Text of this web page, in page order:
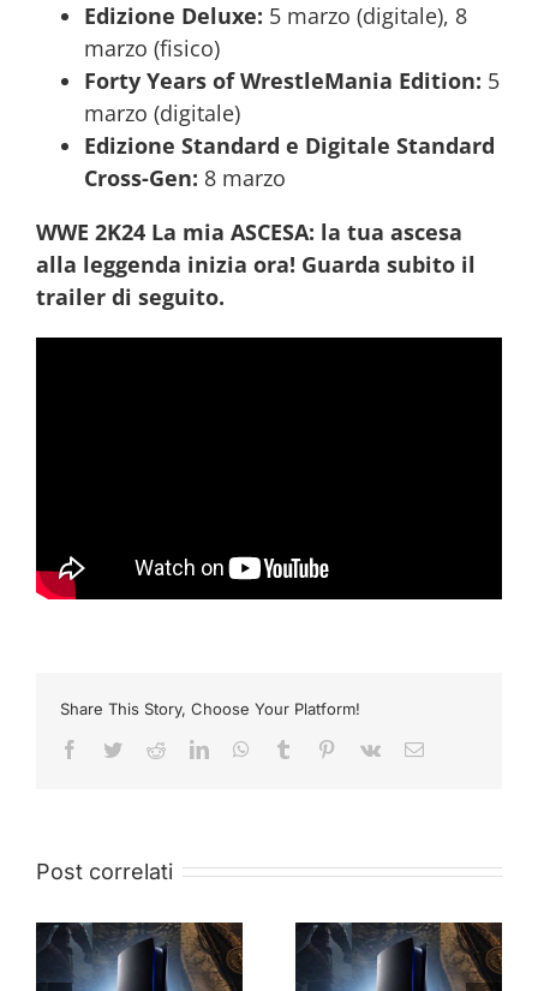
Edizione Deluxe: 5 marzo (digitale), 8
marzo (fisico)
Forty Years of WrestleMania Edition: 5
marzo (digitale)
Edizione Standard e Digitale Standard
Cross-Gen: 8 marzo
WWE 2K24 La mia ASCESA: la tua ascesa
alla leggenda inizia ora! Guarda subito il
trailer di seguito.
Share This Story, Choose Your Platform!
Facebook
TwitterRedditLinkedInWhatsApp
Tumblr Pinterest
Vk Email
Post correlati